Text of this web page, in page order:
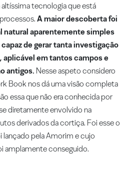
tecnologia que está
A maior descoberta foi
natural aparentemente simples
de gerar tanta investigação
em tantos campos e
antigos. Nesse aspeto considero
Book nos dá uma visão completa
essa que não era conhecida por
diretamente envolvido na
derivados da cortiça. Foi esse o
lançado pela Amorim e cujo
amplamente conseguido.